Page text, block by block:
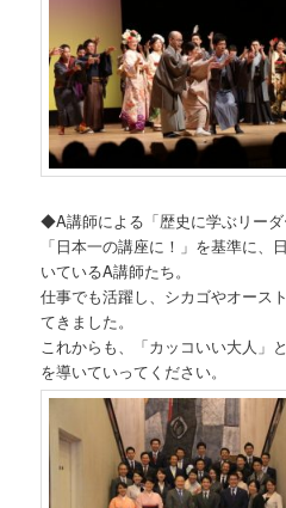
◆A講師による「歴史に学ぶリー
「日本一の講座に！」を基準に、
いているA講師たち。
仕事でも活躍し、 シカゴやオース
てきました。
これからも、「カッコいい大人」
を導いていってください。